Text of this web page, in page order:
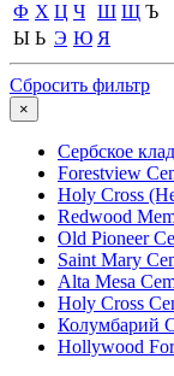
Ф Х Ц Ч Ш Щ Ъ
Ы Ь Э Ю Я
Сбросить фильтр
×
Сербское
Forestview
Holy Cross
Redwood
Old Pioneer
Saint Mary
Alta Mesa
Holy Cross
Колумбарий
Hollywood